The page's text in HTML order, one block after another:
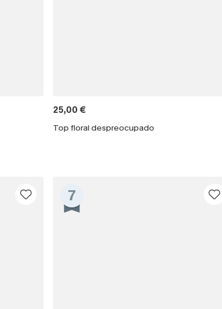
25,00 €
Top floral despreocupado
7